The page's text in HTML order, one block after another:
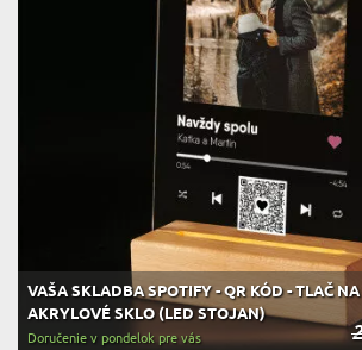
VAŠA SKLADBA SPOTIFY - QR KÓD - TLAČ NA
AKRYLOVÉ SKLO (LED STOJAN)
Doručenie v pondelok pre vás